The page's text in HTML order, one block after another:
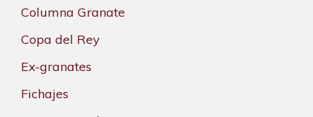
Columna Granate
Copa del Rey
Ex-granates
Fichajes